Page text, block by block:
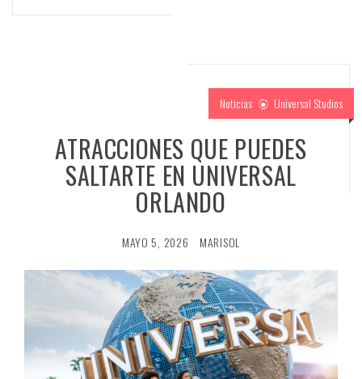
Noticias Universal Studios
ATRACCIONES QUE PUEDES
SALTARTE EN UNIVERSAL
ORLANDO
MAYO 5, 2026 MARISOL